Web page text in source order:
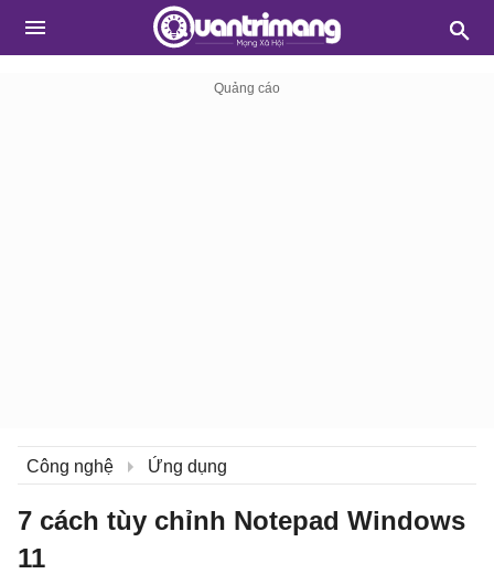
Công nghệ Ứng dụng
7 cách tùy chỉnh Notepad Windows
11